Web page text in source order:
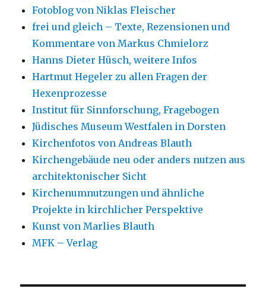
Fotoblog von Niklas Fleischer
frei und gleich – Texte, Rezensionen und
Kommentare von Markus Chmielorz
Hanns Dieter Hüsch, weitere Infos
Hartmut Hegeler zu allen Fragen der
Hexenprozesse
Institut für Sinnforschung, Fragebogen
Jüdisches Museum Westfalen in Dorsten
Kirchenfotos von Andreas Blauth
Kirchengebäude neu oder anders nutzen aus
architektonischer Sicht
Kirchenumnutzungen und ähnliche
Projekte in kirchlicher Perspektive
Kunst von Marlies Blauth
MFK – Verlag